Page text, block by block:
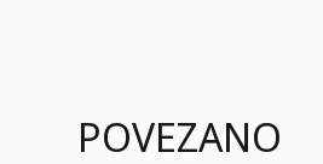
POVEZANO